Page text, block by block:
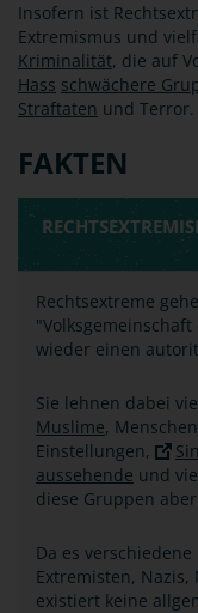
Insofern ist
Extremismus und
Kriminalität, die auf
Hass schwächere
Straftaten und Terror.
FAKTEN
Rechtsextreme
wieder einen
Sie lehnen dabei
Muslime,
Einstellungen,
aussehende und
diese Gruppen
Da es
Extremisten,
existiert keine